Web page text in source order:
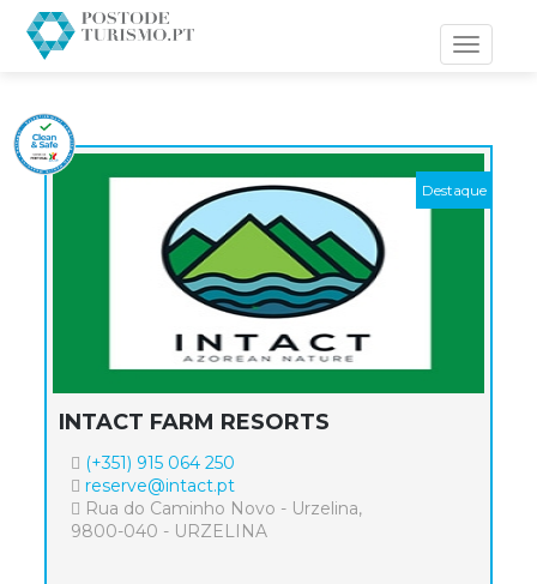
Toggle
INTACT FARM RESORTS
(+351) 915 064 250
reserve@intact.pt
Rua do Caminho Novo - Urzelina,
9800-040 - URZELINA